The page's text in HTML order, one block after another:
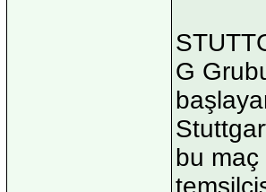
G
bu maç